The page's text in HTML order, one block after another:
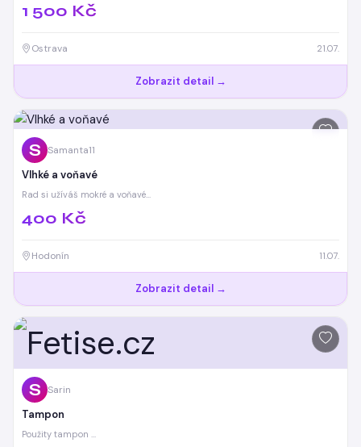
1 500 Kč
Ostrava 21.07.
Zobrazit detail →
S Samanta11
Vlhké a voňavé
Rad si užíváš mokré a voňavé…
400 Kč
Hodonín 11.07.
Zobrazit detail →
S Sarin
Tampon
Použity tampon …